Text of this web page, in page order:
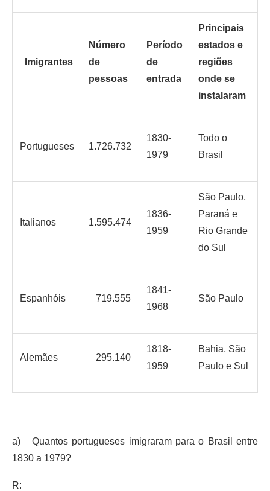
Imigrantes
Número
de
pessoas
Período
de
entrada
Principais
estados e
regiões
onde se
instalaram
Portugueses 1.726.732
1830-
1979
Todo o
Brasil
Italianos 1.595.474
1836-
1959
São Paulo,
Paraná e
Rio Grande
do Sul
Espanhóis 719.555
1841-
1968
São Paulo
Alemães 295.140
1818-
1959
Bahia, São
Paulo e Sul
a) Quantos portugueses imigraram para o Brasil entre
1830 a 1979?
R: